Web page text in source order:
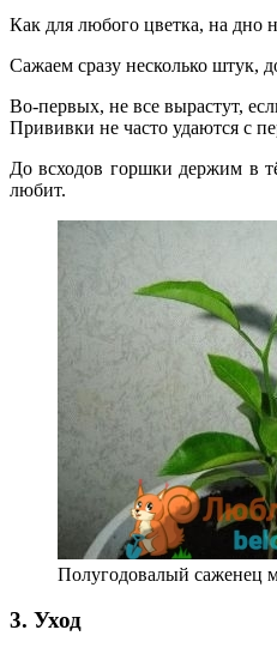
Как для любого цветка, на дно
Сажаем сразу несколько штук,
Во-первых, не все вырастут,
Прививки не часто удаются с
До всходов горшки держим в
любит.
Полугодовалый саженец
3. Уход